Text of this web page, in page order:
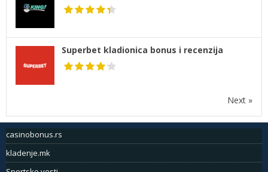
Superbet kladionica bonus i recenzija
Next »
casinobonus.rs
kladenje.mk